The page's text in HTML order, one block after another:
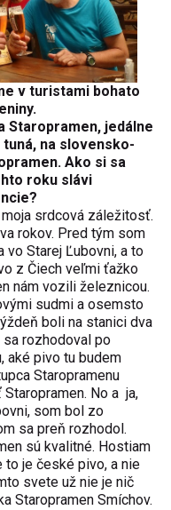
v turistami bohato
Staropramen, jedálne
na slovensko-
Ako si sa
roku slávi
srdcová záležitosť.
rokov. Pred tým som
Starej Ľubovni, a to
z Čiech veľmi ťažko
nám vozili železnicou.
sudmi a osemsto
boli na stanici dva
rozhodoval po
aké pivo tu budem
Staropramenu
No a ja,
som bol zo
sa preň rozhodol.
sú kvalitné. Hostiam
to je české pivo, a nie
svete už nie je nič
Staropramen Smíchov.